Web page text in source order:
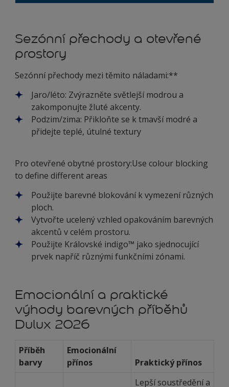
Sezónní přechody a otevřené
prostory
Sezónní přechody mezi těmito náladami:**
Jaro/léto: Zvýrazněte světlejší modrou a
zakomponujte žluté akcenty.
Podzim/zima: Přikloňte se k tmavší modré a
přidejte teplé, útulné textury
Pro otevřené obytné prostory:Use colour blocking
to define different areas
Použijte barevné blokování k vymezení různých
ploch.
Vytvořte ucelený vzhled opakováním barevných
akcentů v celém prostoru.
Použijte Královské indigo™ jako sjednocující
prvek napříč různými funkčními zónami.
Emocionální a praktické
výhody barevných příběhů
Dulux 2026
Příběh
barvy
Emocionální
přínos
Praktický přínos
Lepší soustředění a